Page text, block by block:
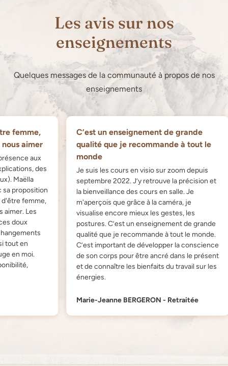
Les avis sur nos
enseignements
Quelques messages de la communauté à propos de nos
enseignements
aimer
aux
des
femme,
Les
en
moi.
C’est un enseignement de grande
qualité que je recommande à tout le
monde
Je suis les cours en visio sur zoom depuis
septembre 2022. J’y retrouve la précision et
la bienveillance des cours en salle. Je
m'aperçois que grâce à la caméra, je
visualise encore mieux les gestes, les
postures. C’est un enseignement de grande
qualité que je recommande à tout le monde.
C’est important de développer la conscience
de son corps pour être ancré dans le présent
et de connaître les bienfaits du travail sur les
énergies.
Marie-Jeanne BERGERON - Retraitée